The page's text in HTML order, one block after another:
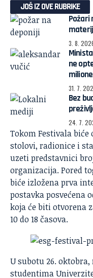
JOŠ IZ OVE RUBRIKE
Požari
3. 8.
ne
31. 7.
Bez
24. 7.
Tokom Festivala
stolovi, radionice i
uzeti predstavnici
organizacija. Pored
biće izložena prva
postavka posvećena
koja će biti otvorena
10 do 18 časova.
U subotu 26.
studentima